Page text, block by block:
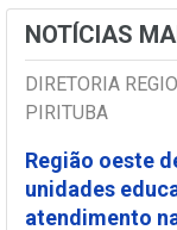
NOTÍCIAS
DIRETORIA
PIRITUBA
Região oeste
unidades
atendimento